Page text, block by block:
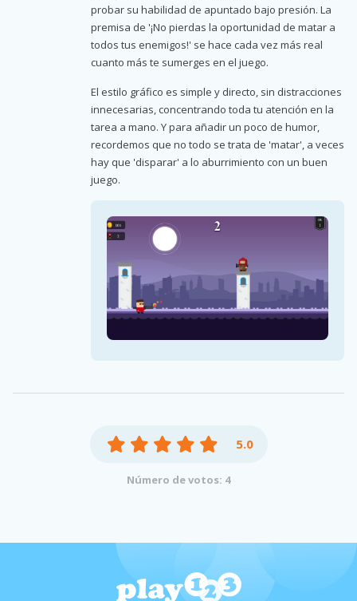
probar su habilidad de apuntado bajo presión. La
premisa de '¡No pierdas la oportunidad de matar a
todos tus enemigos!' se hace cada vez más real
cuanto más te sumerges en el juego.
El estilo gráfico es simple y directo, sin distracciones
innecesarias, concentrando toda tu atención en la
tarea a mano. Y para añadir un poco de humor,
recordemos que no todo se trata de 'matar', a veces
hay que 'disparar' a lo aburrimiento con un buen
juego.
5.0
Número de votos: 4